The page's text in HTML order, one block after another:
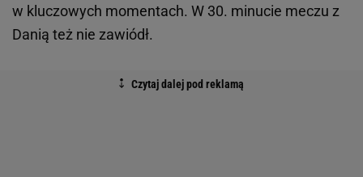
w kluczowych momentach. W 30. minucie meczu z
Danią też nie zawiódł.